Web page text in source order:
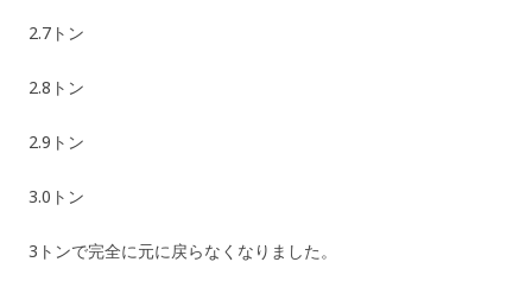
2.7トン
2.8トン
2.9トン
3.0トン
3トンで完全に元に戻らなくなりました。